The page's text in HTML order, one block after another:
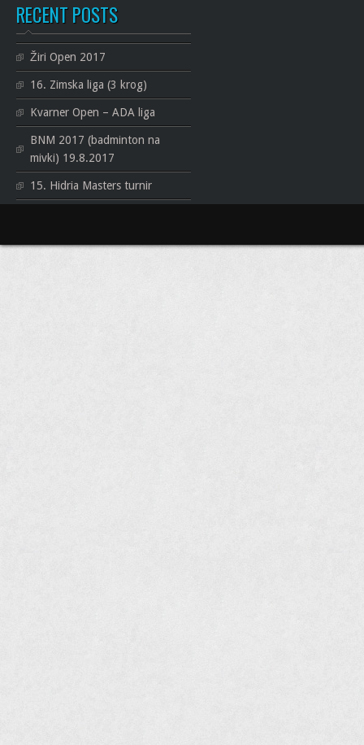
RECENT POSTS
Žiri Open 2017
16. Zimska liga (3 krog)
Kvarner Open – ADA liga
BNM 2017 (badminton na
mivki) 19.8.2017
15. Hidria Masters turnir